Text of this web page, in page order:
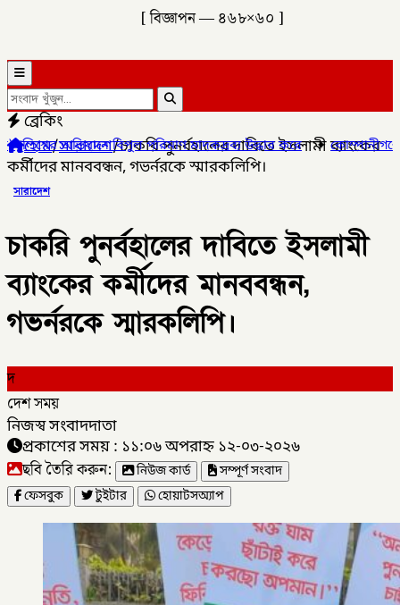
[ বিজ্ঞাপন — ৪৬৮×৬০ ]
ব্রেকিং
পরিমাণ মাদকদ্রব্য উদ্ধার করে✦কোম্পানীগঞ্জে জুলাই
হোম/সারাদেশ/চাকরি পুনর্বহালের দাবিতে ইসলামী ব্যাংকের
কর্মীদের মানববন্ধন, গভর্নরকে স্মারকলিপি।
সারাদেশ
চাকরি পুনর্বহালের দাবিতে ইসলামী
ব্যাংকের কর্মীদের মানববন্ধন,
গভর্নরকে স্মারকলিপি।
দ
দেশ সময়
নিজস্ব সংবাদদাতা
প্রকাশের সময় : ১১:০৬ অপরাহ্ন ১২-০৩-২০২৬
ছবি তৈরি করুন: নিউজ কার্ড
সম্পূর্ণ সংবাদ
ফেসবুক
টুইটার হোয়াটসঅ্যাপ